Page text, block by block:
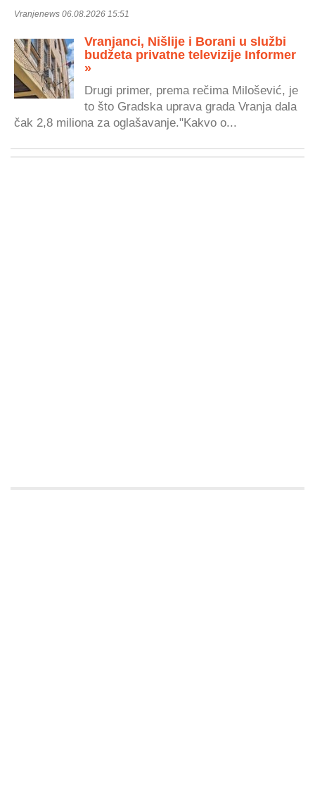
Vranjenews 06.08.2026 15:51
Vranjanci, Nišlije i Borani u službi
budžeta privatne televizije Informer
»
Drugi primer, prema rečima Milošević, je
to što Gradska uprava grada Vranja dala
čak 2,8 miliona za oglašavanje."Kakvo o...